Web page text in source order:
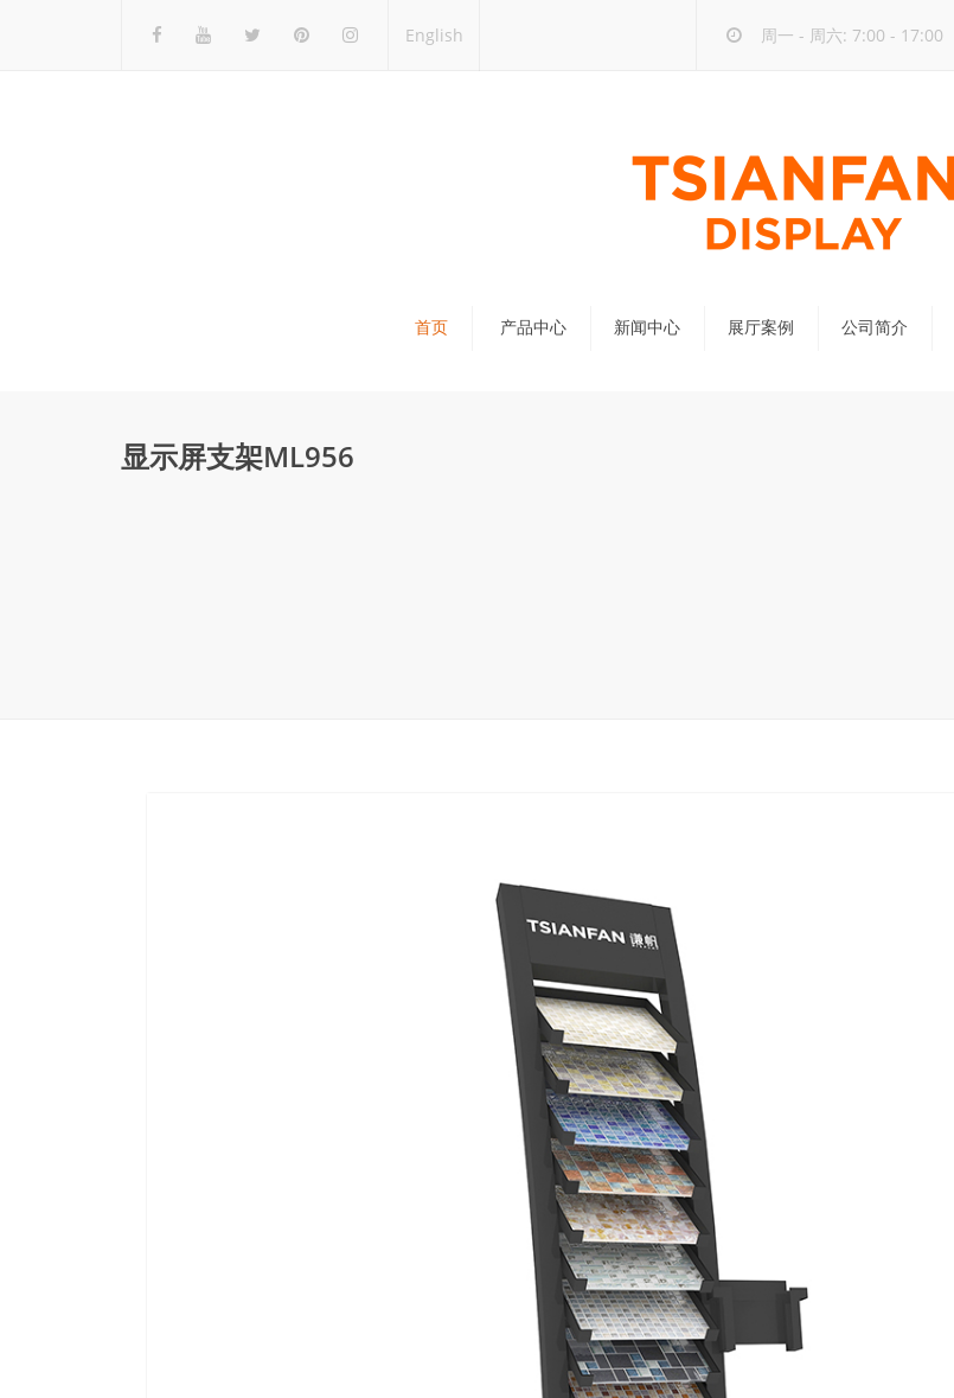
English 周一 - 周六: 7:00 - 17:00
首页 产品中心 新闻中心 展厅案例 公司简介
显示屏支架ML956